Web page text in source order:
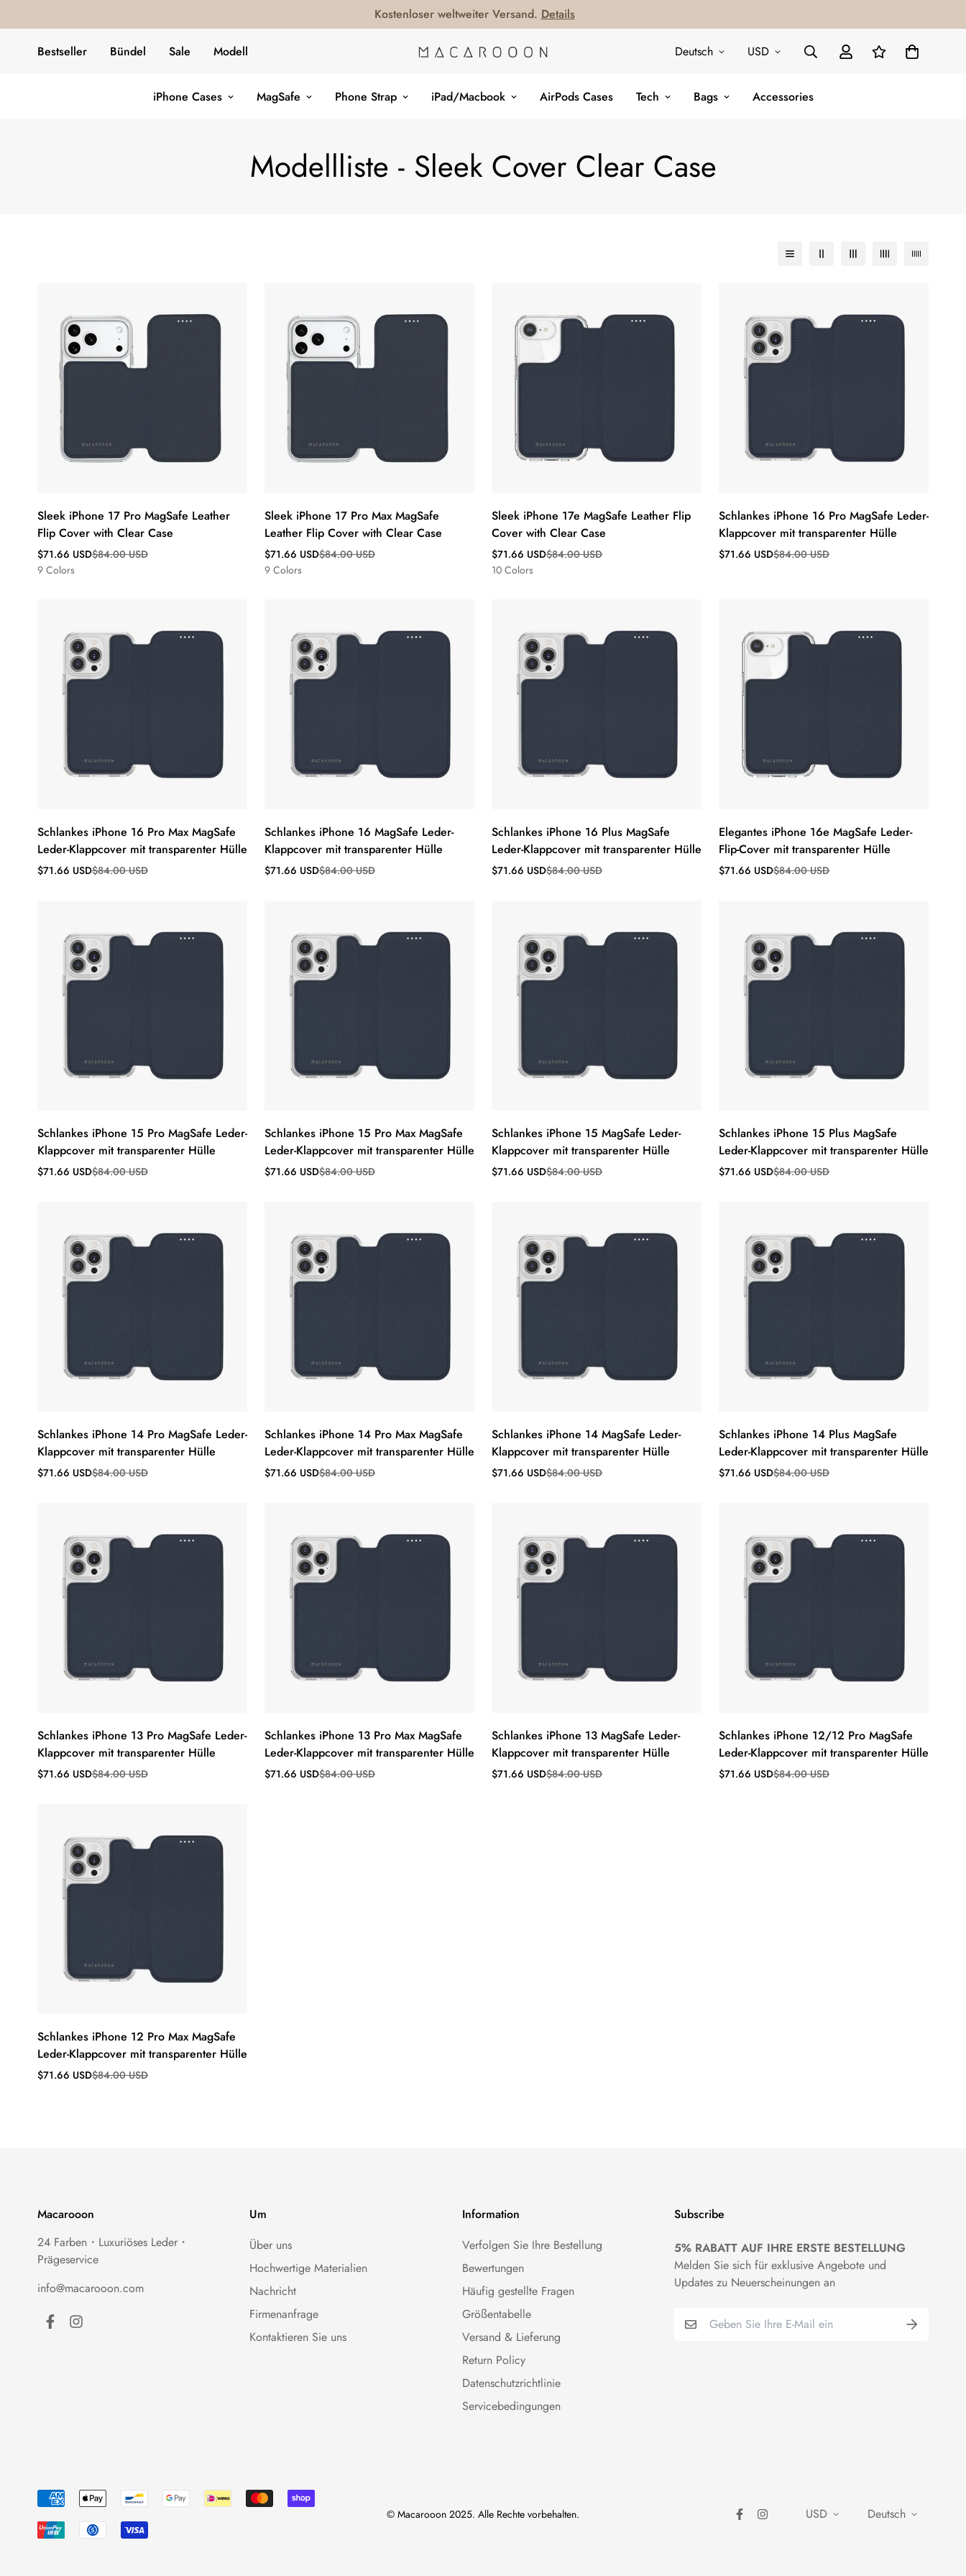
Kostenloser weltweiter Versand. Details
Bestseller Bündel Sale Modell Deutsch USD
iPhone Cases MagSafe Phone Strap iPad/Macbook AirPods Cases Tech Bags Accessories
Modellliste - Sleek Cover Clear Case
Sleek iPhone 17 Pro MagSafe Leather
Flip Cover with Clear Case
Verkaufspreis
$71.66 USD
Regulärer
Preis
$84.00 USD
9 Colors
Sleek iPhone 17 Pro Max MagSafe
Leather Flip Cover with Clear Case
Verkaufspreis
$71.66 USD
Regulärer
Preis
$84.00 USD
9 Colors
Sleek iPhone 17e MagSafe Leather Flip
Cover with Clear Case
Verkaufspreis
$71.66 USD
Regulärer
Preis
$84.00 USD
10 Colors
Schlankes iPhone 16 Pro MagSafe Leder-
Klappcover mit transparenter Hülle
Verkaufspreis
$71.66 USD
Regulärer
$84.00 USD
Schlankes iPhone 16 Pro Max MagSafe
Leder-Klappcover mit transparenter Hülle
Verkaufspreis
$71.66 USD
Regulärer
$84.00 USD
Schlankes iPhone 16 MagSafe Leder-
Klappcover mit transparenter Hülle
Verkaufspreis
$71.66 USD
Regulärer
$84.00 USD
Schlankes iPhone 16 Plus MagSafe
Leder-Klappcover mit transparenter Hülle
Verkaufspreis
$71.66 USD
Regulärer
$84.00 USD
Elegantes iPhone 16e MagSafe Leder-
Flip-Cover mit transparenter Hülle
Verkaufspreis
$71.66 USD
Regulärer
$84.00 USD
Schlankes iPhone 15 Pro MagSafe Leder-
Klappcover mit transparenter Hülle
Verkaufspreis
$71.66 USD
Regulärer
$84.00 USD
Schlankes iPhone 15 Pro Max MagSafe
Leder-Klappcover mit transparenter Hülle
Verkaufspreis
$71.66 USD
Regulärer
$84.00 USD
Schlankes iPhone 15 MagSafe Leder-
Klappcover mit transparenter Hülle
Verkaufspreis
$71.66 USD
Regulärer
$84.00 USD
Schlankes iPhone 15 Plus MagSafe
Leder-Klappcover mit transparenter Hülle
Verkaufspreis
$71.66 USD
Regulärer
$84.00 USD
Schlankes iPhone 14 Pro MagSafe Leder-
Klappcover mit transparenter Hülle
Verkaufspreis
$71.66 USD
Regulärer
$84.00 USD
Schlankes iPhone 14 Pro Max MagSafe
Leder-Klappcover mit transparenter Hülle
Verkaufspreis
$71.66 USD
Regulärer
$84.00 USD
Schlankes iPhone 14 MagSafe Leder-
Klappcover mit transparenter Hülle
Verkaufspreis
$71.66 USD
Regulärer
$84.00 USD
Schlankes iPhone 14 Plus MagSafe
Leder-Klappcover mit transparenter Hülle
Verkaufspreis
$71.66 USD
Regulärer
$84.00 USD
Schlankes iPhone 13 Pro MagSafe Leder-
Klappcover mit transparenter Hülle
Verkaufspreis
$71.66 USD
Regulärer
$84.00 USD
Schlankes iPhone 13 Pro Max MagSafe
Leder-Klappcover mit transparenter Hülle
Verkaufspreis
$71.66 USD
Regulärer
$84.00 USD
Schlankes iPhone 13 MagSafe Leder-
Klappcover mit transparenter Hülle
Verkaufspreis
$71.66 USD
Regulärer
$84.00 USD
Schlankes iPhone 12/12 Pro MagSafe
Leder-Klappcover mit transparenter Hülle
Verkaufspreis
$71.66 USD
Regulärer
$84.00 USD
Schlankes iPhone 12 Pro Max MagSafe
Leder-Klappcover mit transparenter Hülle
Verkaufspreis
$71.66 USD
Regulärer
$84.00 USD
Macarooon
24 Farben・Luxuriöses Leder・
Prägeservice
info@macarooon.com
Um
Über uns
Hochwertige Materialien
Nachricht
Firmenanfrage
Kontaktieren Sie uns
Information
Verfolgen Sie Ihre Bestellung
Bewertungen
Häufig gestellte Fragen
Größentabelle
Versand & Lieferung
Return Policy
Datenschutzrichtlinie
Servicebedingungen
Subscribe
5% RABATT AUF IHRE ERSTE BESTELLUNG
Melden Sie sich für exklusive Angebote und
Updates zu Neuerscheinungen an
© Macarooon 2025. Alle Rechte vorbehalten. USD Deutsch